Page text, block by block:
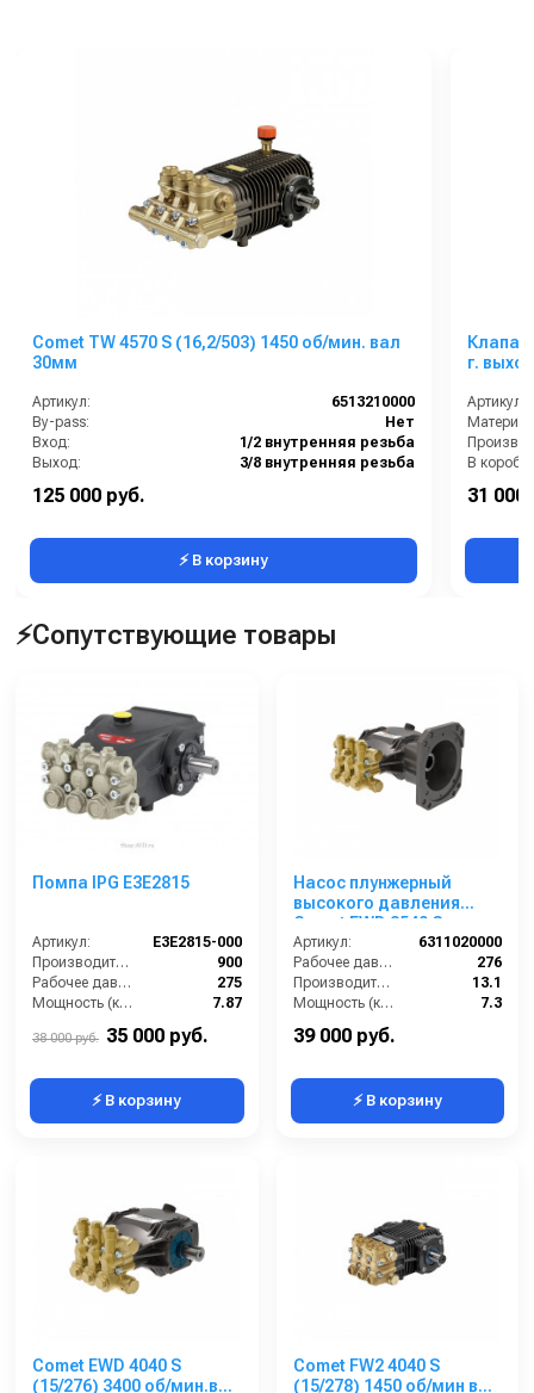
Comet TW 4570 S (16,2/503) 1450 об/мин. вал
30мм
Артикул:
6513210000
By-pass:
Нет
Вход:
1/2 внутренняя резьба
Выход:
3/8 внутренняя резьба
125 000 руб.
⚡ В корзину
Клапан
г.
Артикул:
В
Сегмент:
31 000
⚡Сопутствующие товары
Помпа IPG E3E2815
Артикул:
E3E2815-000
Производительность (л/ч):
900
Рабочее давление (бар):
275
Мощность (кВт):
7.87
38 000 руб. 35 000 руб.
⚡ В корзину
Насос плунжерный
высокого давления
Comet EWD 3540 G
(13,1/276) 3400 об/мин.Ø
1”п.в.
Артикул:
6311020000
Рабочее давление (бар):
276
Производительность (л/мин):
13.1
Мощность (кВт):
7.3
Обороты двигателя (об/мин):
39 000 руб.
⚡ В корзину
Comet EWD 4040 S
(15/276) 3400 об/мин.вал
Comet FW2 4040 S
(15/278) 1450 об/мин вал